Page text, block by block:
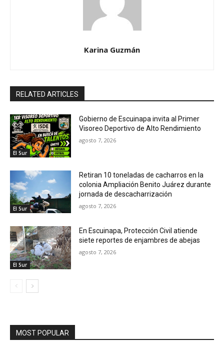
Karina Guzmán
RELATED ARTICLES
El Sur
Gobierno de Escuinapa invita al Primer
Visoreo Deportivo de Alto Rendimiento
agosto 7, 2026
El Sur
Retiran 10 toneladas de cacharros en la
colonia Ampliación Benito Juárez durante
jornada de descacharrización
agosto 7, 2026
El Sur
En Escuinapa, Protección Civil atiende
siete reportes de enjambres de abejas
agosto 7, 2026
MOST POPULAR